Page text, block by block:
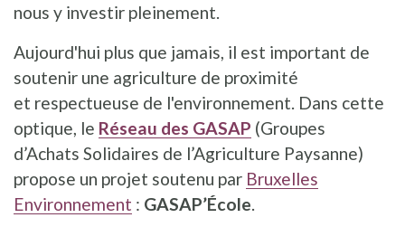
nous y investir pleinement.
Aujourd'hui plus que jamais, il est important de
soutenir une agriculture de proximité
et respectueuse de l'environnement. Dans cette
optique, le Réseau des GASAP (Groupes
d’Achats Solidaires de l’Agriculture Paysanne)
propose un projet soutenu par Bruxelles
Environnement : GASAP’École.